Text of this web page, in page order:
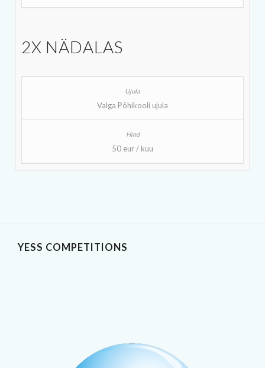
2X NÄDALAS
Valga Põhikooli ujula
50 eur / kuu
YESS COMPETITIONS